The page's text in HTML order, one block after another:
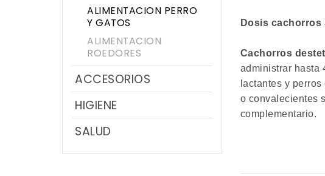
ALIMENTACION PERRO
Y GATOS
ALIMENTACION
ROEDORES
ACCESORIOS
HIGIENE
SALUD
Dosis
Cachorros
administrar hasta
lactantes y perros
o convalecientes
complementario.